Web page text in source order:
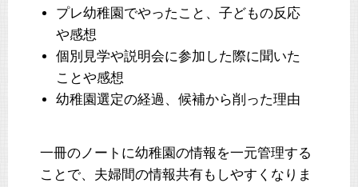
プレ幼稚園でやったこと、子どもの反応
や感想
個別見学や説明会に参加した際に聞いた
ことや感想
幼稚園選定の経過、候補から削った理由
一冊のノートに幼稚園の情報を一元管理する
ことで、夫婦間の情報共有もしやすくなりま